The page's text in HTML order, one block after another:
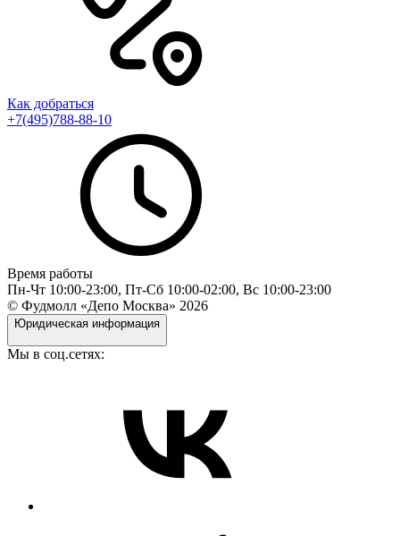
Как добраться
+7(495)788-88-10
Время работы
Пн-Чт 10:00-23:00, Пт-Сб 10:00-02:00, Вс 10:00-23:00
© Фудмолл «Депо Москва» 2026
Юридическая информация
Мы в соц.сетях: